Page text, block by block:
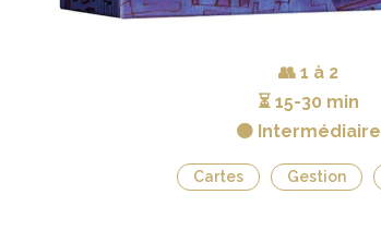
👥 1 à 2
⏳ 15-30 min
🟠 Intermédiaire
Cartes Gestion